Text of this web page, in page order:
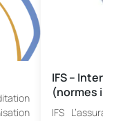
IFS –
(normes
IFS